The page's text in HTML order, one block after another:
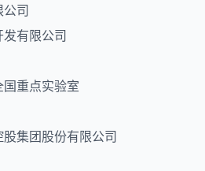
司
有限公司
重点实验室
集团股份有限公司